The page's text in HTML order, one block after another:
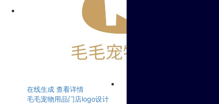
在线生成 查看详情
毛毛宠物用品门店logo设计